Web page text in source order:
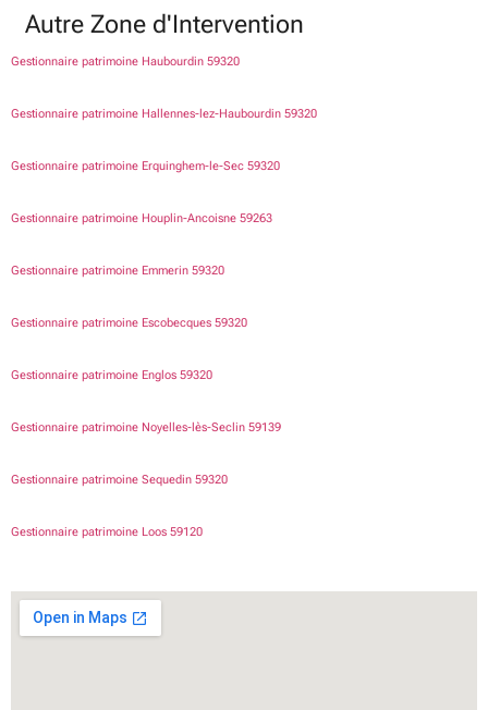
Autre Zone d'Intervention
Gestionnaire patrimoine Haubourdin 59320
Gestionnaire patrimoine Hallennes-lez-Haubourdin 59320
Gestionnaire patrimoine Erquinghem-le-Sec 59320
Gestionnaire patrimoine Houplin-Ancoisne 59263
Gestionnaire patrimoine Emmerin 59320
Gestionnaire patrimoine Escobecques 59320
Gestionnaire patrimoine Englos 59320
Gestionnaire patrimoine Noyelles-lès-Seclin 59139
Gestionnaire patrimoine Sequedin 59320
Gestionnaire patrimoine Loos 59120